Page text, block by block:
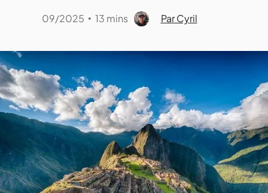
09/2025 • 13 mins Par Cyril